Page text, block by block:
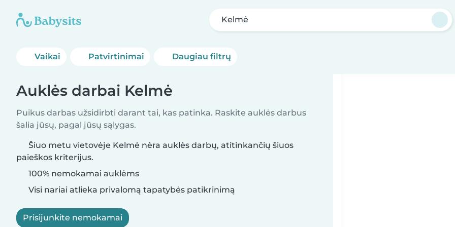
Kelmė
Vaikai Patvirtinimai Daugiau filtrų
Auklės darbai Kelmė
Puikus darbas užsidirbti darant tai, kas patinka. Raskite auklės darbus
šalia jūsų, pagal jūsų sąlygas.
Šiuo metu vietovėje Kelmė nėra auklės darbų, atitinkančių šiuos
paieškos kriterijus.
100% nemokamai auklėms
Visi nariai atlieka privalomą tapatybės patikrinimą
Prisijunkite nemokamai